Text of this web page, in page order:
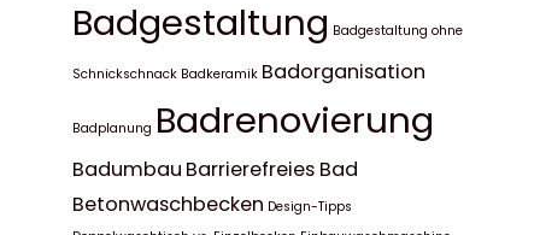
Badgestaltung Badgestaltung ohne
Schnickschnack Badkeramik Badorganisation
Badplanung Badrenovierung
Badumbau Barrierefreies Bad
Betonwaschbecken Design-Tipps